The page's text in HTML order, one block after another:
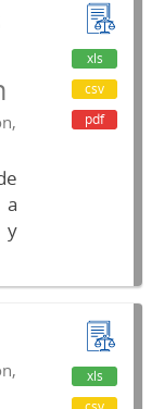
a
xls
csv
pdf
xls